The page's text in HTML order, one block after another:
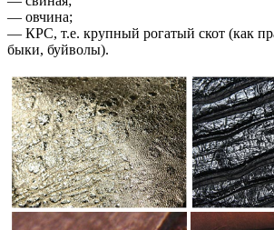
— овчина;
— КРС, т.е. крупный рогатый скот (как
быки, буйволы).